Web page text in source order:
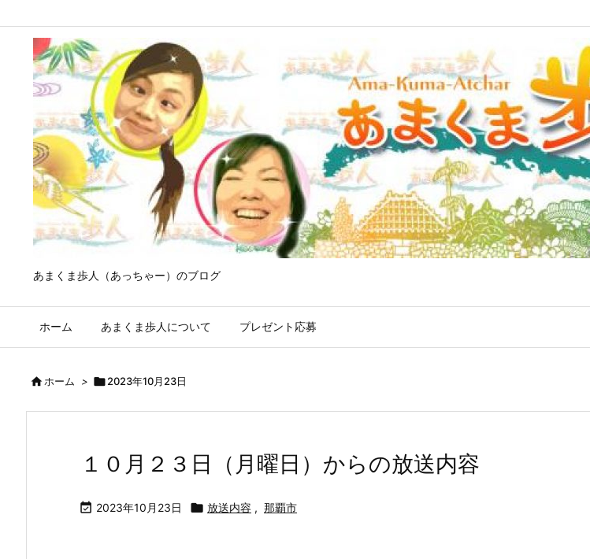
あまくま歩人（あっちゃー）のブログ
ホーム あまくま歩人について プレゼント応募
ホーム > 2023年10月23日
１０月２３日（月曜日）からの放送内容
 2023年10月23日  放送内容 , 那覇市